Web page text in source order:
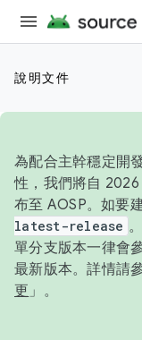
說明文件
為配合主幹穩定開
性，我們將自
布至 AOSP。如要
latest-release 。
單分支版本一律會
最新版本。詳情請
更 」。